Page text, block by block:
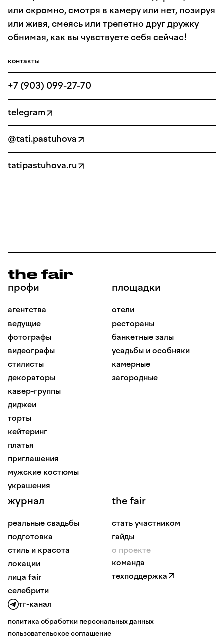
или скромно, смотря в камеру или нет, позируя
или живя, смеясь или трепетно друг дружку
обнимая, как вы чувствуете себя сейчас!
контакты
+7 (903) 099-27-70
telegram
@tati.pastuhova
tatipastuhova.ru
профи
агентства
ведущие
фотографы
видеографы
стилисты
декораторы
кавер-группы
диджеи
торты
кейтеринг
платья
приглашения
мужские костюмы
украшения
площадки
отели
рестораны
банкетные залы
усадьбы и особняки
камерные
загородные
журнал
реальные свадьбы
подготовка
стиль и красота
локации
лица fair
селебрити
the fair
стать участником
гайды
о проекте
команда
техподдержка
тг-канал
политика обработки персональных данных
пользовательское соглашение